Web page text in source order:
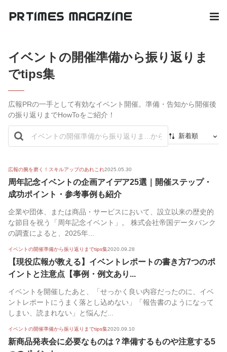
イベントの開催準備から振り返りま
でtips集
広報PRの一手として有効なイベント開催。準備・告知から開催後
の振り返りまでHowToをご紹介！
新着順
人気順
広報の腕を磨く！スキルアップのあれこれ2025.05.30
周年記念イベントの企画アイデア25選｜開催ステップ・
成功ポイント・参考事例も紹介
企業や団体、または商品・サービスにおいて、設立以来の歴史的
な節目を祝う「周年記念イベント」。 株式会社帝国データバンク
の調査によると、2025年...
イベントの開催準備から振り返りまでtips集2020.09.28
【現役広報が教える】イベントレポートの書き方7つのポ
イントと注意点【事例・例文あり...
イベントを開催したあと、「せっかく良い内容だったのに、イベ
ントレポートにうまく落とし込めない」「報告書のようになって
しまい、読まれない」と悩んだ...
イベントの開催準備から振り返りまでtips集2020.09.10
新商品発表会に必要なものは？準備するものや注意する5